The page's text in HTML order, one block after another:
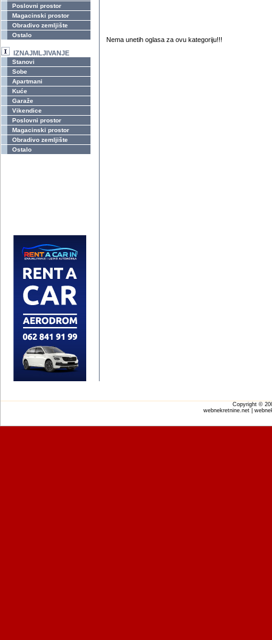
Poslovni prostor
Magacinski prostor
Obradivo zemljište
Ostalo
IZNAJMLJIVANJE
Stanovi
Sobe
Apartmani
Kuće
Garaže
Vikendice
Poslovni prostor
Magacinski prostor
Obradivo zemljište
Ostalo
Nema unetih oglasa za ovu kategoriju!!!
Copyright ©
webnekretnine.net |